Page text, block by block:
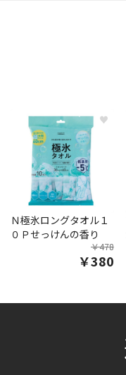
♥
Ｎ極氷ロングタオル１
０Ｐせっけんの香り
￥478
￥380